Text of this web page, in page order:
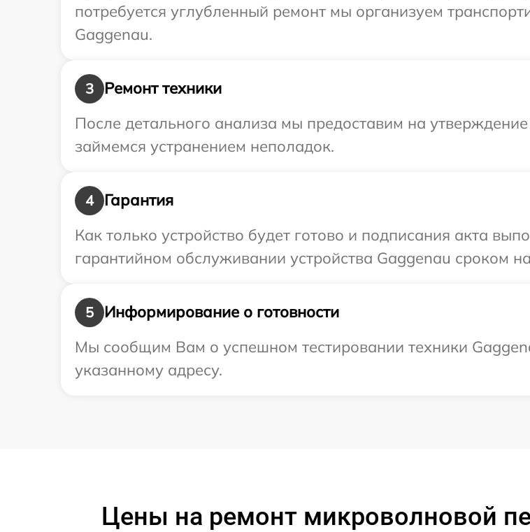
потребуется углубленный ремонт мы организуем
Gaggenau.
3
Ремонт техники
После детального анализа мы предоставим на
займемся устранением неполадок.
4
Гарантия
Как только устройство будет готово и подписания акта
гарантийном обслуживании устройства Gaggenau сроком
5
Информирование о готовности
Мы сообщим Вам о успешном тестировании техники
указанному адресу.
Цены на ремонт микроволновой